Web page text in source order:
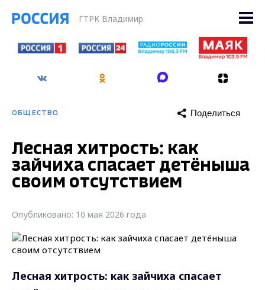
ГТРК Владимир
ОБЩЕСТВО Поделиться
Лесная хитрость: как
зайчиха спасает детёныша
своим отсутствием
Опубликовано: 10 мая 2026 года
Лесная хитрость: как зайчиха спасает